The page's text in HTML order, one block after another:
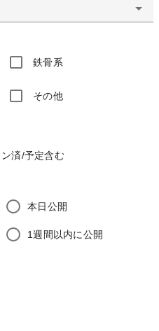
鉄骨系
その他
済/予定含む
本日公開
1週間以内に公開